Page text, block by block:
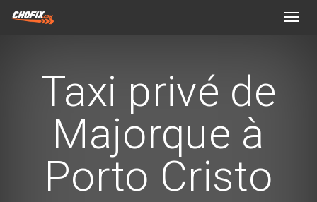
Taxi privé de
Majorque à
Porto Cristo